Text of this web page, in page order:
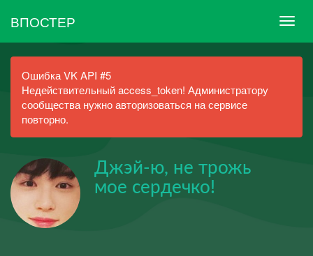
ВПОСТЕР
Ошибка VK API #5
Недействительный access_token! Администратору
сообщества нужно авторизоваться на сервисе
повторно.
Джэй-ю, не трожь
мое сердечко!